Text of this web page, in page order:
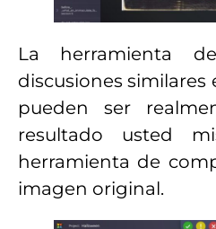
La herramienta
discusiones similares
pueden ser
resultado usted
herramienta de
imagen original.